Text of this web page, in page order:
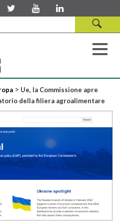
> Ue, la Commissione apre
della filiera agroalimentare